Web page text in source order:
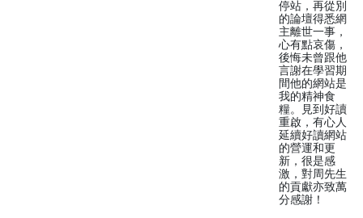
停站，再從別
的論壇得悉網
主離世一事，
心有點哀傷，
後悔未曾跟他
言謝在學習期
間他的網站是
我的精神食
糧。見到好讀
重啟，有心人
延續好讀網站
的營運和更
新，很是感
激，對周先生
的貢獻亦致萬
分感謝！